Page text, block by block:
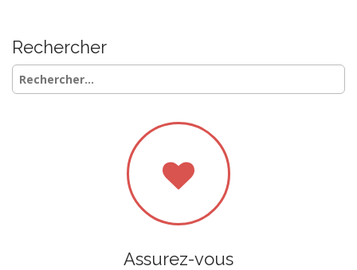
Rechercher
Rechercher :
Assurez-vous